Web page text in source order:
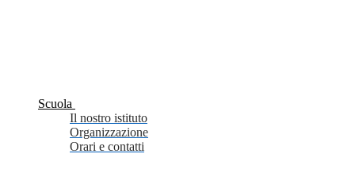
Scuola
Il nostro istituto
Organizzazione
Orari e contatti